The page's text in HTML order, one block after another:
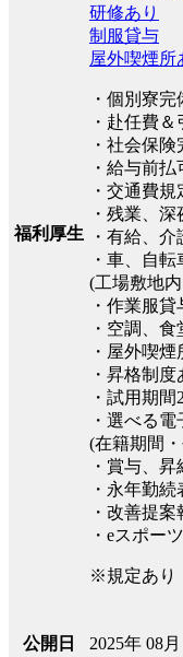
福利厚生
研修あり
制服貸与
屋外喫煙所
・個別寮
・赴任費
・社会保険
・給与前払
・交通費
・残業、
・有給、
・車、自
(工場敷地
・作業服
・空調、
・屋外喫
・昇格制度
・試用期間
・選べる
(在籍期間
・賞与、
・永年勤
・改善提
・eスポー
※規定あり
公開日 2025年 08月